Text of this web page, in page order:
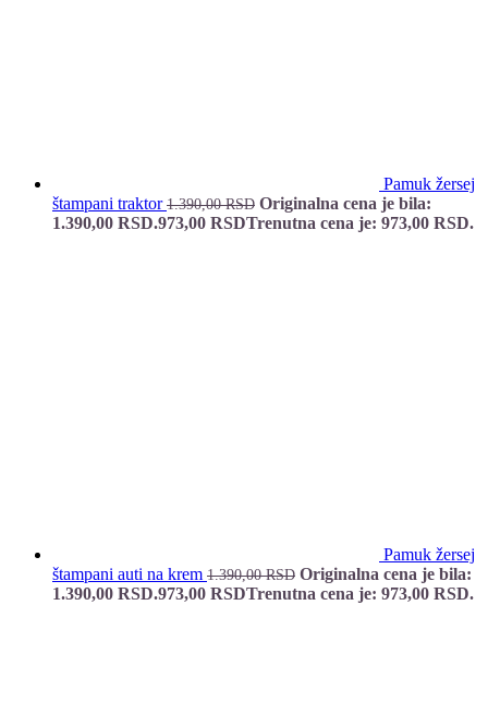
Pamuk žersej
štampani traktor1.390,00RSD Originalna cena je bila:
1.390,00 RSD.973,00 RSDTrenutna cena je: 973,00 RSD.
Pamuk žersej
štampani auti na krem 1.390,00RSD Originalna cena je bila:
1.390,00 RSD.973,00 RSDTrenutna cena je: 973,00 RSD.